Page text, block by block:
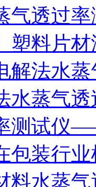
气透过
塑料片
解法水
水蒸气
测试仪
包装行
料水蒸